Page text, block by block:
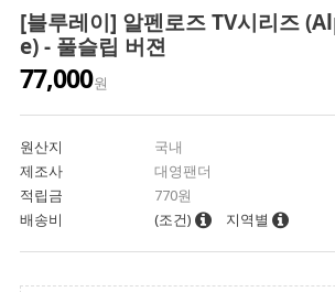
[블루레이] 알펜로즈 TV시리즈
e) - 풀슬립 버젼
77,000원
원산지
국내
제조사
대영팬더
적립금
770원
배송비
(조건) 지역별